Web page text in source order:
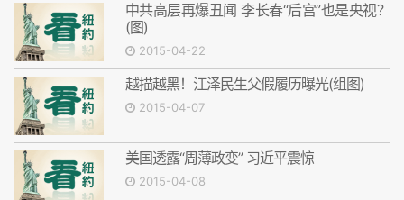
中共高层再爆丑闻 李长春“后宫”也是央视？
(图)
2015-04-22
越描越黑！江泽民生父假履历曝光(组图)
2015-04-07
美国透露“周薄政变” 习近平震惊
2015-04-08